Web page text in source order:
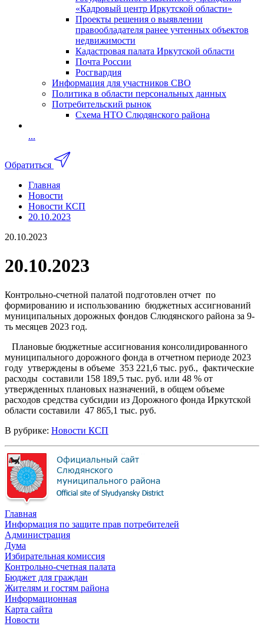
«Кадровый центр Иркутской области»
Проекты решения о выявлении
правообладателя ранее учтенных объектов
недвижимости
Кадастровая палата Иркутской области
Почта России
Росгвардия
Информация для участников СВО
Политика в области персональных данных
Потребительский рынок
Схема НТО Слюдянского района
...
Обратиться
Главная
Новости
Новости КСП
20.10.2023
20.10.2023
20.10.2023
Контрольно-счетной палатой подготовлен отчет по
формированию и использованию бюджетных ассигнований
муниципальных дорожных фондов Слюдянского района за 9-
ть месяцев 2023 год.
Плановые бюджетные ассигнования консолидированного
муниципального дорожного фонда в отчетном периоде 2023
году утверждены в объеме 353 221,6 тыс. руб., фактические
расходы составили 158 189,5 тыс. руб. или 48 % от
утвержденных плановых назначений, в общем объеме
расходов средства субсидии из Дорожного фонда Иркутской
области составили 47 865,1 тыс. руб.
В рубрике: Новости КСП
Главная
Информация по защите прав потребителей
Администрация
Дума
Избирательная комиссия
Контрольно-счетная палата
Бюджет для граждан
Жителям и гостям района
Информационная
Карта сайта
Новости